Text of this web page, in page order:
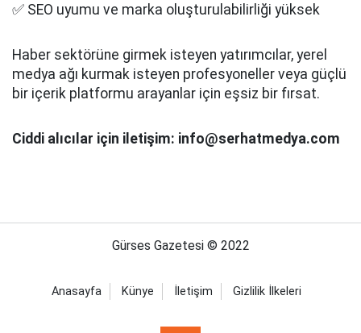
✅ SEO uyumu ve marka oluşturulabilirliği yüksek
Haber sektörüne girmek isteyen yatırımcılar, yerel
medya ağı kurmak isteyen profesyoneller veya güçlü
bir içerik platformu arayanlar için eşsiz bir fırsat.
Ciddi alıcılar için iletişim: info@serhatmedya.com
Gürses Gazetesi © 2022
Anasayfa Künye İletişim Gizlilik İlkeleri